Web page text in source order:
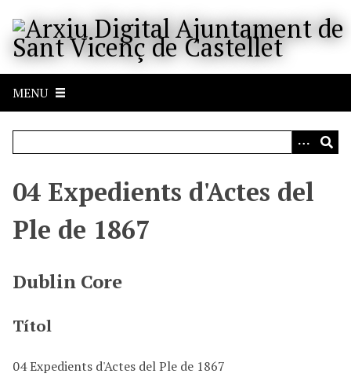
MENU
04 Expedients d'Actes del
Ple de 1867
Dublin Core
Títol
04 Expedients d'Actes del Ple de 1867